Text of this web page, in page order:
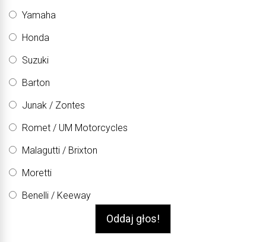
Yamaha
Honda
Suzuki
Barton
Junak / Zontes
Romet / UM Motorcycles
Malagutti / Brixton
Moretti
Benelli / Keeway